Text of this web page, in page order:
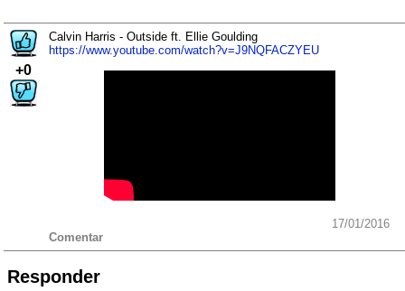
+0
Calvin Harris - Outside ft. Ellie Goulding
https://www.youtube.com/watch?v=J9NQFACZYEU
17/01/2016
Comentar
Responder